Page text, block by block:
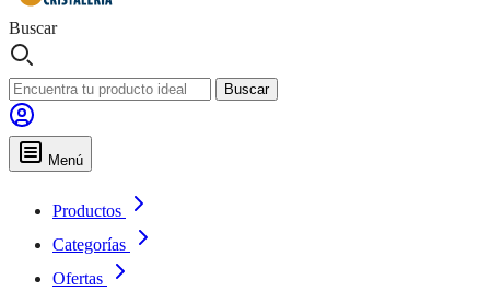
Buscar
Buscar
Menú
Productos
Categorías
Ofertas